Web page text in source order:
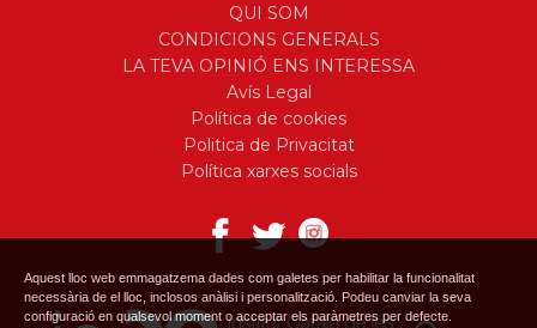
QUI SOM
CONDICIONS GENERALS
LA TEVA OPINIÓ ENS INTERESSA
Avís Legal
Política de cookies
Politica de Privacitat
Política xarxes socials
Aquest lloc web emmagatzema dades com galetes per habilitar la funcionalitat
necessària de el lloc, inclosos anàlisi i personalització. Podeu canviar la seva
configuració en qualsevol moment o acceptar els paràmetres per defecte.